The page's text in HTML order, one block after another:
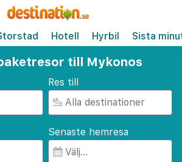
Hotell Hyrbil Sista
till Mykonos
Res till
Senaste hemresa